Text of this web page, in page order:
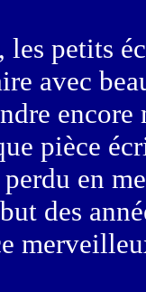
petits
avec
pièce
en
des